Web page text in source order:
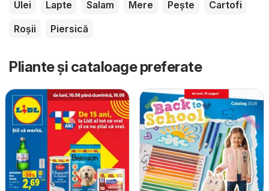
Ulei
Lapte Salam Mere Pește
Cartofi
Roșii
Piersică
Pliante și cataloage preferate